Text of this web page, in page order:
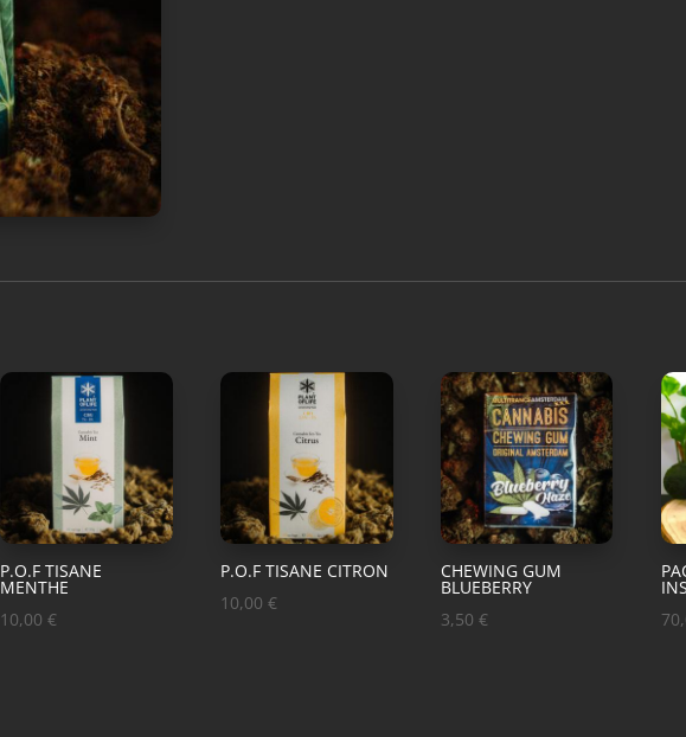
P.O.F TISANE
MENTHE
10,00€
P.O.F TISANE CITRON
10,00€
CHEWING GUM
BLUEBERRY
3,50€